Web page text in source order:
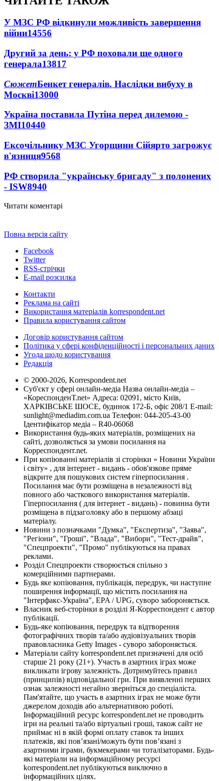
У МЗС РФ відкинули можливість завершення
війни14556
Другий за день: у РФ поховали ще одного
генерала13817
СюжетБенкет генералів. Наслідки вибуху в
Москві13000
Україна поставила Путіна перед дилемою -
ЗМІ10440
Ексочільнику МЗС Угорщини Сійярто загрожує
в'язниця9568
РФ створила "українську бригаду" з полонених
- ISW8940
Читати коментарі
Повна версія сайту
Facebook
Twitter
RSS-стрічки
E-mail розсилка
Контакти
Реклама на сайті
Використання матеріалів korrespondent.net
Правила користування сайтом
Договір користування сайтом
Політика у сфері конфіденційності і персональних даних
Угода щодо користування
Редакція
© 2000-2026, Korrespondent.net
Суб'єкт у сфері онлайн-медіа Назва онлайн-медіа –
«КореспонденТ.net» Адреса: 02091, місто Київ,
ХАРКІВСЬКЕ ШОСЕ, будинок 172-Б, офіс 208/1 E-mail:
sunlight@mediadim.com.ua Телефон: 044-205-43-00
Ідентифікатор медіа – R40-06068
Використання будь-яких матеріалів, розміщених на
сайті, дозволяється за умови посилання на
Корреспондент.net.
При копіюванні матеріалів зі сторінки « Новини України
і світу» , для інтернет - видань - обов'язкове пряме
відкрите для пошукових систем гіперпосилання .
Посилання має бути розміщена в незалежності від
повного або часткового використання матеріалів.
Гіперпосилання ( для інтернет - видань) - повинна бути
розміщена в підзаголовку або в першому абзаці
матеріалу.
Новини з позначками "Думка", "Експертиза", "Заява",
"Регіони", "Гроші", "Влада", "Вибори", "Тест-драйв",
"Спецпроекти", "Промо" публікуються на правах
реклами.
Розділ Спецпроекти створюється спільно з
комерційними партнерами.
Будь яке копіювання, публікація, передрук, чи наступне
поширення інформації, що містить посилання на
"Інтерфакс-Україна", EPA / UPG, суворо забороняється.
Власник веб-сторінки в розділі Я-Корреспондент є автор
публікації.
Будь-яке копіювання, передрук та відтворення
фотографічних творів та/або аудіовізуальних творів
правовласника Getty Images - суворо забороняється.
Матеріали сайту korrespondent.net призначені для осіб
старше 21 року (21+). Участь в азартних іграх може
викликати ігрову залежність. Дотримуйтесь правил
(принципів) відповідальної гри. При виявленні перших
ознак залежності негайно зверніться до спеціаліста.
Пам'ятайте, що участь в азартних іграх не може бути
джерелом доходів або альтернативою роботі.
Інформаційний ресурс korrespondent.net не проводить
ігри на реальні та/або віртуальні гроші, також сайт не
приймає ні в якій формі оплату ставок та інших
платежів, які пов’язані/можуть бути пов’язані з
азартними іграми, букмекерами чи тоталізаторами. Будь-
які матеріали на інформаційному ресурсі
korrespondent.net публікуються виключно в
інформаційних цілях.